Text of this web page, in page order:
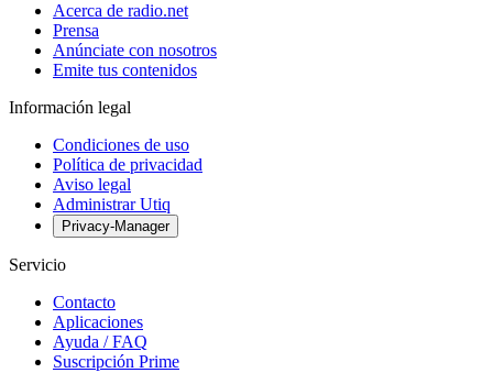
Acerca de radio.net
Prensa
Anúnciate con nosotros
Emite tus contenidos
Información legal
Condiciones de uso
Política de privacidad
Aviso legal
Administrar Utiq
Privacy-Manager
Servicio
Contacto
Aplicaciones
Ayuda / FAQ
Suscripción Prime